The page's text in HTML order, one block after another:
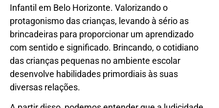
Infantil em Belo Horizonte. Valorizando o
protagonismo das crianças, levando à sério as
brincadeiras para proporcionar um aprendizado
com sentido e significado. Brincando, o cotidiano
das crianças pequenas no ambiente escolar
desenvolve habilidades primordiais às suas
diversas relações.